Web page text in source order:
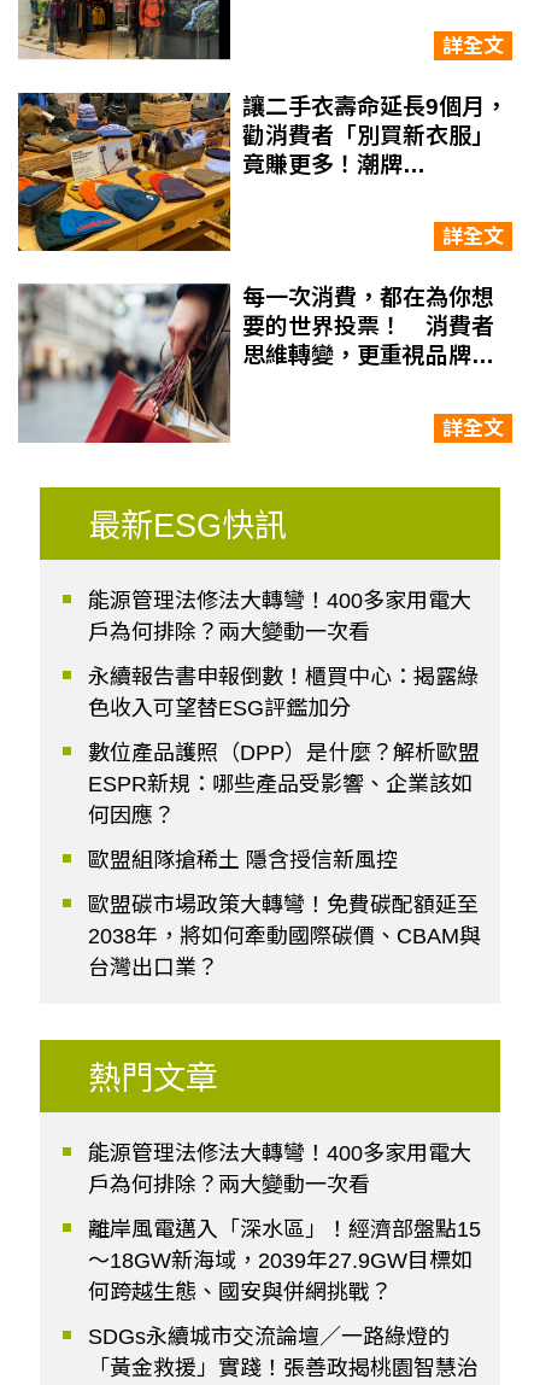
詳全文
讓二手衣壽命延長9個月，
勸消費者「別買新衣服」
竟賺更多！潮牌
詳全文
每一次消費，都在為你想
要的世界投票！ 消費者
思維轉變，更重視品牌的
詳全文
最新ESG快訊
能源管理法修法大轉彎！400多家用電大
戶為何排除？兩大變動一次看
永續報告書申報倒數！櫃買中心：揭露綠
色收入可望替ESG評鑑加分
數位產品護照（DPP）是什麼？解析歐盟
ESPR新規：哪些產品受影響、企業該如
何因應？
歐盟組隊搶稀土 隱含授信新風控
歐盟碳市場政策大轉彎！免費碳配額延至
2038年，將如何牽動國際碳價、CBAM與
台灣出口業？
熱門文章
能源管理法修法大轉彎！400多家用電大
戶為何排除？兩大變動一次看
離岸風電邁入「深水區」！經濟部盤點15
～18GW新海域，2039年27.9GW目標如
何跨越生態、國安與併網挑戰？
SDGs永續城市交流論壇／一路綠燈的
「黃金救援」實踐！張善政揭桃園智慧治